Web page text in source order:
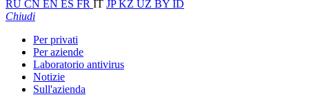
RU CN EN ES FR IT JPKZ UZ BY ID
Chiudi
Per privati
Per aziende
Laboratorio antivirus
Notizie
Sull'azienda